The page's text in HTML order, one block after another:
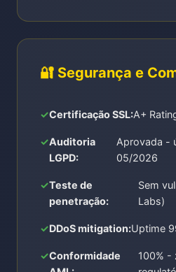
🔐 Segurança e
Certificação SSL:A+
Auditoria
LGPD:
Aprovada -
05/2026
Teste de
penetração:
Sem
Labs)
DDoS mitigation:Uptime
Conformidade
100% -